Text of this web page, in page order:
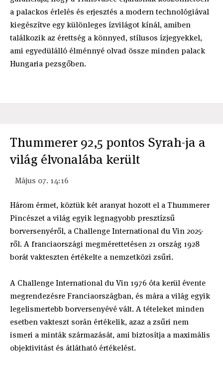
a palackos érlelés és erjesztés a modern technológiával
kiegészítve egy különleges ízvilágot kínál, amiben
találkozik az érettség a könnyed, stílusos ízjegyekkel,
ami egyedülálló élménnyé olvad össze minden palack
Hungaria pezsgőben.
Thummerer 92,5 pontos Syrah-ja a
világ élvonalába került
Május 07. 14:16
Három érmet, köztük két aranyat hozott el a Thummerer
Pincészet a világ egyik legnagyobb presztízsű
borversenyéről, a Challenge International du Vin 2025-
ről. A franciaországi megmérettetésen 21 ország 1928
borát vakteszten értékelte a nemzetközi zsűri.
A Challenge International du Vin 1976 óta kerül évente
megrendezésre Franciaországban, és mára a világ egyik
legelismertebb borversenyévé vált. A tételeket minden
esetben vakteszt során értékelik, azaz a zsűri nem
ismeri a minták származását, ami biztosítja a maximális
objektivitást és átlátható értékelést.